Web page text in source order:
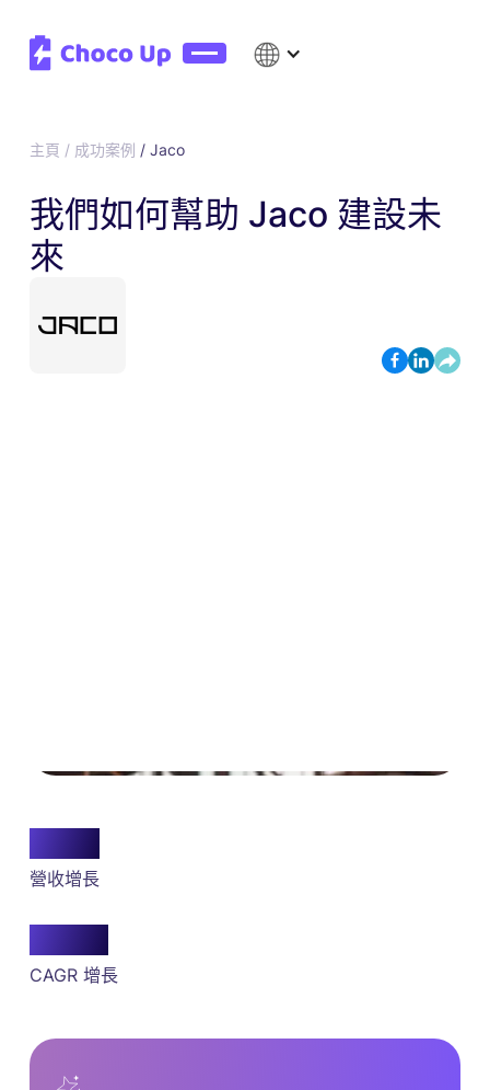
主頁 / 成功案例 / Jaco
我們如何幫助 Jaco 建設未
來
營收增長
CAGR 增長